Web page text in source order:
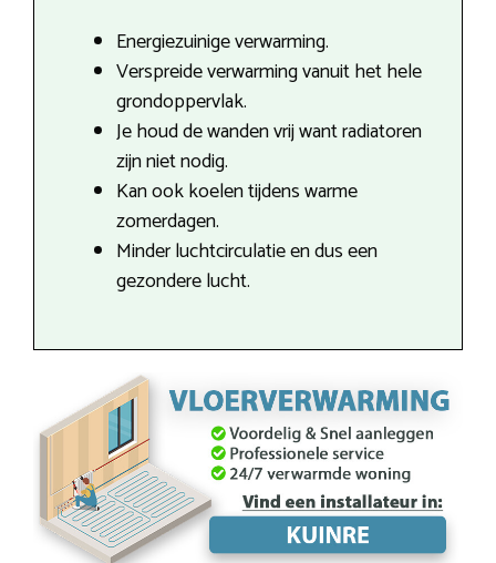
Energiezuinige verwarming.
Verspreide verwarming vanuit het hele
grondoppervlak.
Je houd de wanden vrij want radiatoren
zijn niet nodig.
Kan ook koelen tijdens warme
zomerdagen.
Minder luchtcirculatie en dus een
gezondere lucht.